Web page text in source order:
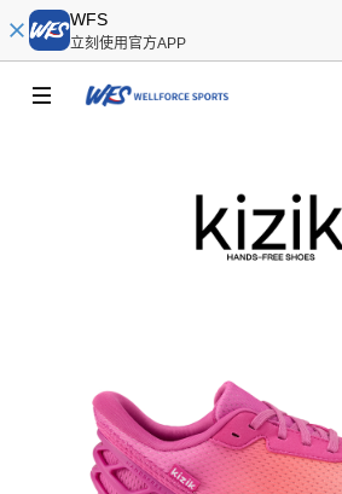
WFS
立刻使用官方APP